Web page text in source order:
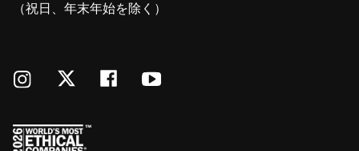
（祝日、年末年始を除く）